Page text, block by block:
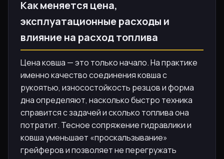
Как меняется цена,
эксплуатационные расходы и
влияние на расход топлива
Цена ковша — это только начало. На практике
именно качество соединения ковша с
рукоятью, износостойкость резцов и форма
дна определяют, насколько быстро техника
справится с задачей и сколько топлива она
потратит. Тесное сопряжение гидравлики и
ковша уменьшает «проскальзывание»
грейферов и позволяет не перегружать